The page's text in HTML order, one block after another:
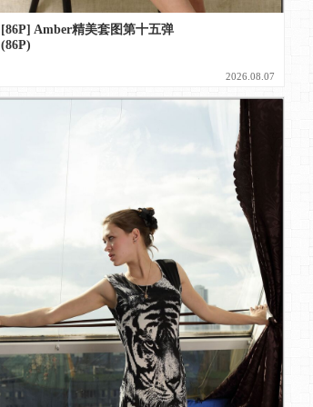
[86P] Amber精美套图第十五弹
(86P)
2026.08.07